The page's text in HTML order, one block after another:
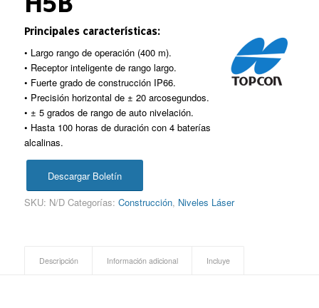
Principales características:
• Largo rango de operación (400 m).
• Receptor inteligente de rango largo.
• Fuerte grado de construcción IP66.
• Precisión horizontal de ± 20 arcosegundos.
• ± 5 grados de rango de auto nivelación.
• Hasta 100 horas de duración con 4 baterías
alcalinas.
Descargar Boletín
SKU: N/D Categorías: Construcción, Niveles Láser
Descripción Información adicional Incluye